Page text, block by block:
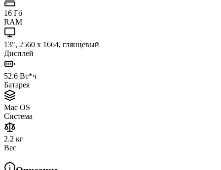
16 Гб
RAM
13", 2560 x 1664, глянцевый
Дисплей
52.6 Вт*ч
Батарея
Mac OS
Система
2.2 кг
Вес